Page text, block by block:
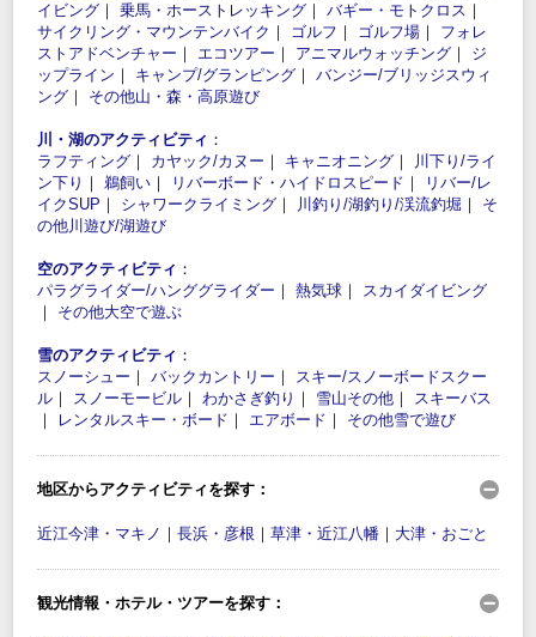
イビング ｜ 乗馬・ホーストレッキング ｜ バギー・モトクロス ｜
サイクリング・マウンテンバイク ｜ ゴルフ ｜ ゴルフ場 ｜ フォレ
ストアドベンチャー ｜ エコツアー ｜ アニマルウォッチング ｜ ジ
ップライン ｜ キャンプ/グランピング ｜ バンジー/ブリッジスウィ
ング ｜ その他山・森・高原遊び
川・湖のアクティビティ ：
ラフティング ｜ カヤック/カヌー ｜ キャニオニング ｜
川下り/ライ
ン下り ｜ 鵜飼い ｜ リバーボード・ハイドロスピード ｜
リバー/レ
イクSUP ｜ シャワークライミング ｜ 川釣り/湖釣り/渓流釣堀 ｜ そ
の他川遊び/湖遊び
空のアクティビティ ：
パラグライダー/ハンググライダー ｜ 熱気球 ｜ スカイダイビング
｜ その他大空で遊ぶ
雪のアクティビティ ：
スノーシュー ｜ バックカントリー ｜ スキー/スノーボードスクー
ル ｜ スノーモービル ｜ わかさぎ釣り ｜ 雪山その他 ｜ スキーバス
｜
レンタルスキー・ボード ｜ エアボード ｜ その他雪で遊び
地区からアクティビティを探す：
近江今津・マキノ ｜ 長浜・彦根 ｜ 草津・近江八幡 ｜ 大津・おごと
観光情報・ホテル・ツアーを探す：